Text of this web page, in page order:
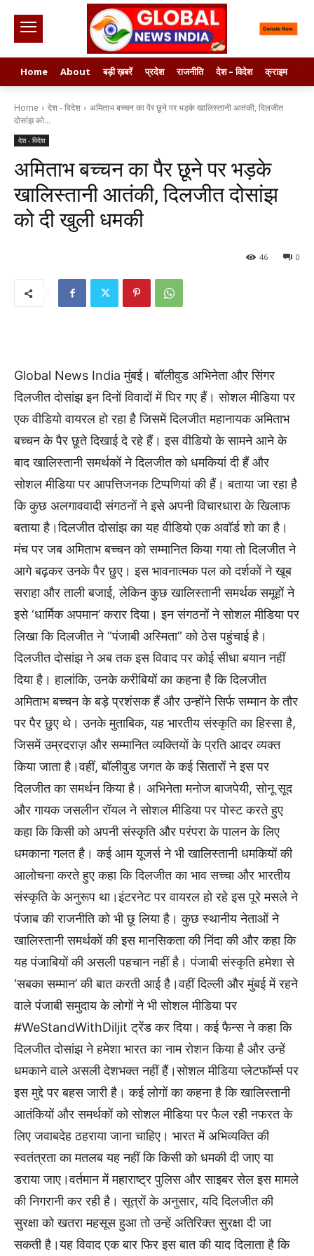
Home About बड़ी ख़बरें प्रदेश राजनीति देश – विदेश क्राइम
Home देश - विदेश
अमिताभ बच्चन का पैर छूने पर भड़के खालिस्तानी आतंकी, दिलजीत
दोसांझ को...
देश - विदेश
अमिताभ बच्चन का पैर छूने पर भड़के
खालिस्तानी आतंकी, दिलजीत दोसांझ
को दी खुली धमकी
0
46
Global News India मुंबई। बॉलीवुड अभिनेता और सिंगर
दिलजीत दोसांझ इन दिनों विवादों में घिर गए हैं। सोशल मीडिया पर
एक वीडियो वायरल हो रहा है जिसमें दिलजीत महानायक अमिताभ
बच्चन के पैर छूते दिखाई दे रहे हैं। इस वीडियो के सामने आने के
बाद खालिस्तानी समर्थकों ने दिलजीत को धमकियां दी हैं और
सोशल मीडिया पर आपत्तिजनक टिप्पणियां की हैं। बताया जा रहा है
कि कुछ अलगाववादी संगठनों ने इसे अपनी विचारधारा के खिलाफ
बताया है।दिलजीत दोसांझ का यह वीडियो एक अवॉर्ड शो का है।
मंच पर जब अमिताभ बच्चन को सम्मानित किया गया तो दिलजीत ने
आगे बढ़कर उनके पैर छुए। इस भावनात्मक पल को दर्शकों ने खूब
सराहा और ताली बजाई, लेकिन कुछ खालिस्तानी समर्थक समूहों ने
इसे ‘धार्मिक अपमान’ करार दिया। इन संगठनों ने सोशल मीडिया पर
लिखा कि दिलजीत ने “पंजाबी अस्मिता” को ठेस पहुंचाई है।
दिलजीत दोसांझ ने अब तक इस विवाद पर कोई सीधा बयान नहीं
दिया है। हालांकि, उनके करीबियों का कहना है कि दिलजीत
अमिताभ बच्चन के बड़े प्रशंसक हैं और उन्होंने सिर्फ सम्मान के तौर
पर पैर छुए थे। उनके मुताबिक, यह भारतीय संस्कृति का हिस्सा है,
जिसमें उम्रदराज़ और सम्मानित व्यक्तियों के प्रति आदर व्यक्त
किया जाता है।वहीं, बॉलीवुड जगत के कई सितारों ने इस पर
दिलजीत का समर्थन किया है। अभिनेता मनोज बाजपेयी, सोनू सूद
और गायक जसलीन रॉयल ने सोशल मीडिया पर पोस्ट करते हुए
कहा कि किसी को अपनी संस्कृति और परंपरा के पालन के लिए
धमकाना गलत है। कई आम यूजर्स ने भी खालिस्तानी धमकियों की
आलोचना करते हुए कहा कि दिलजीत का भाव सच्चा और भारतीय
संस्कृति के अनुरूप था।इंटरनेट पर वायरल हो रहे इस पूरे मसले ने
पंजाब की राजनीति को भी छू लिया है। कुछ स्थानीय नेताओं ने
खालिस्तानी समर्थकों की इस मानसिकता की निंदा की और कहा कि
यह पंजाबियों की असली पहचान नहीं है। पंजाबी संस्कृति हमेशा से
‘सबका सम्मान’ की बात करती आई है।वहीं दिल्ली और मुंबई में रहने
वाले पंजाबी समुदाय के लोगों ने भी सोशल मीडिया पर
#WeStandWithDiljit ट्रेंड कर दिया। कई फैन्स ने कहा कि
दिलजीत दोसांझ ने हमेशा भारत का नाम रोशन किया है और उन्हें
धमकाने वाले असली देशभक्त नहीं हैं।सोशल मीडिया प्लेटफॉर्म्स पर
इस मुद्दे पर बहस जारी है। कई लोगों का कहना है कि खालिस्तानी
आतंकियों और समर्थकों को सोशल मीडिया पर फैल रही नफरत के
लिए जवाबदेह ठहराया जाना चाहिए। भारत में अभिव्यक्ति की
स्वतंत्रता का मतलब यह नहीं कि किसी को धमकी दी जाए या
डराया जाए।वर्तमान में महाराष्ट्र पुलिस और साइबर सेल इस मामले
की निगरानी कर रही है। सूत्रों के अनुसार, यदि दिलजीत की
सुरक्षा को खतरा महसूस हुआ तो उन्हें अतिरिक्त सुरक्षा दी जा
सकती है।यह विवाद एक बार फिर इस बात की याद दिलाता है कि